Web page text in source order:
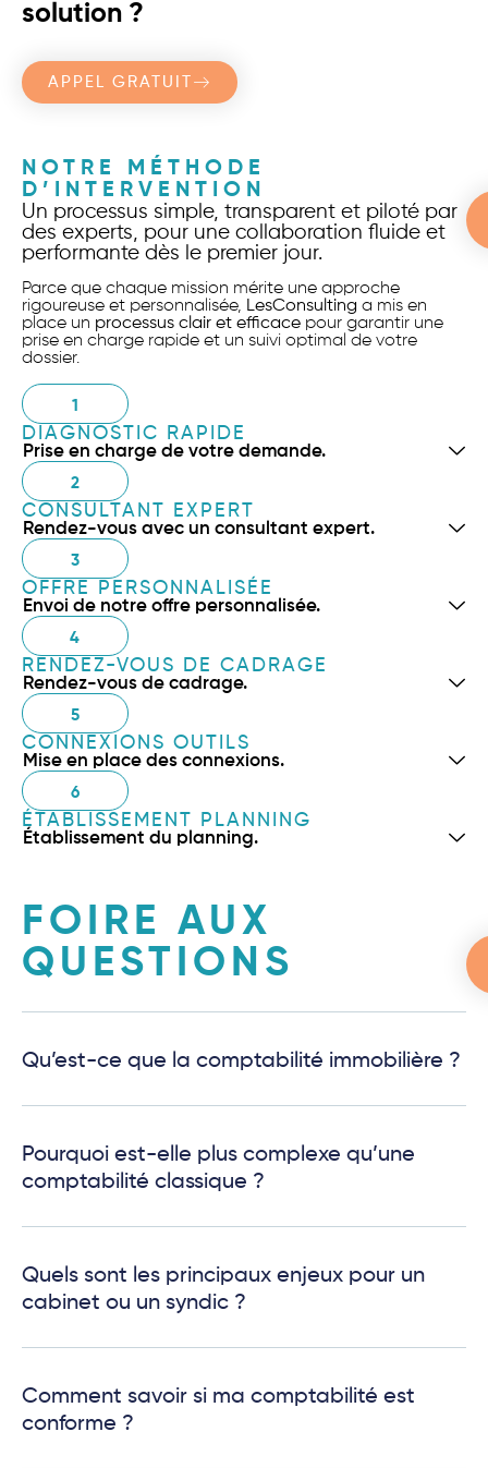
solution ?
APPEL GRATUIT
NOTRE MÉTHODE
D’INTERVENTION
Un processus simple, transparent et piloté par
des experts, pour une collaboration fluide et
performante dès le premier jour.
Parce que chaque mission mérite une approche
rigoureuse et personnalisée, LesConsulting a mis en
place un processus clair et efficace pour garantir une
prise en charge rapide et un suivi optimal de votre
dossier.
1
DIAGNOSTIC RAPIDE
Prise en charge de votre demande.
2
CONSULTANT EXPERT
Rendez-vous avec un consultant expert.
3
OFFRE PERSONNALISÉE
Envoi de notre offre personnalisée.
4
RENDEZ-VOUS DE CADRAGE
Rendez-vous de cadrage.
5
CONNEXIONS OUTILS
Mise en place des connexions.
6
ÉTABLISSEMENT PLANNING
Établissement du planning.
FOIRE AUX
QUESTIONS
Qu’est-ce que la comptabilité immobilière ?
Pourquoi est-elle plus complexe qu’une
comptabilité classique ?
Quels sont les principaux enjeux pour un
cabinet ou un syndic ?
Comment savoir si ma comptabilité est
conforme ?